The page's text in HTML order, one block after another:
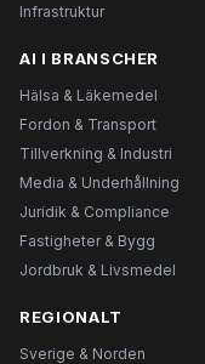
Infrastruktur
AI I BRANSCHER
Hälsa & Läkemedel
Fordon & Transport
Tillverkning & Industri
Media & Underhållning
Juridik & Compliance
Fastigheter & Bygg
Jordbruk & Livsmedel
REGIONALT
Sverige & Norden